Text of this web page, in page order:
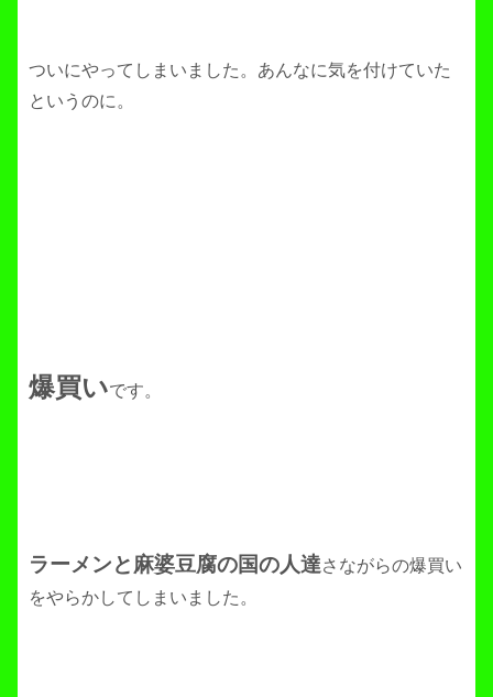
ついにやってしまいました。あんなに気を付けていた
というのに。
爆買いです。
ラーメンと麻婆豆腐の国の人達さながらの爆買い
をやらかしてしまいました。